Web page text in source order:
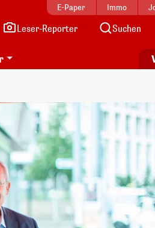
E-Paper Immo
Leser-Reporter Suchen